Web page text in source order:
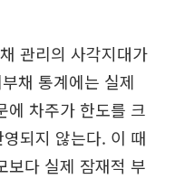
관리의 사각지대가
채 통계에는 실제
에 차주가 한도를 크
되지 않는다. 이 때
보다 실제 잠재적 부